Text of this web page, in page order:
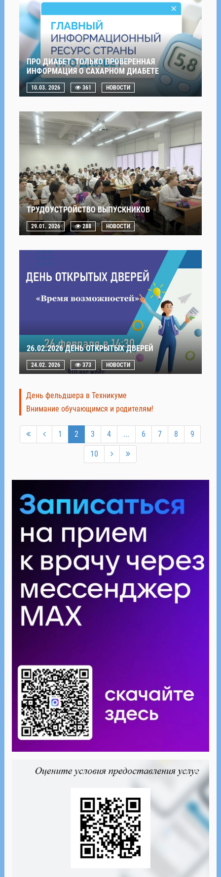
ПРО ДИАБЕТ: ТОЛЬКО ПРОВЕРЕННАЯ
ИНФОРМАЦИЯ О САХАРНОМ ДИАБЕТЕ
10.03. 2026 361 НОВОСТИ
ТРУДОУСТРОЙСТВО ВЫПУСКНИКОВ
29.01. 2026 288 НОВОСТИ
26.02.2026 ДЕНЬ ОТКРЫТЫХ ДВЕРЕЙ
24.02. 2026 373 НОВОСТИ
День фельдшера в Техникуме
Внимание обучающимся и родителям!
1 2 3 4 ... 6 7 8 9
10